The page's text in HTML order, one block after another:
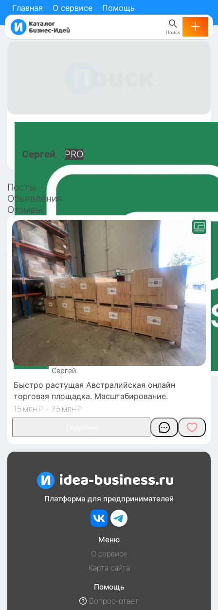
Главная О сервисе Помощь
Поиск
Сергей PRO
Посты
Объявления
Отзывы
Сергей
Быстро растущая Австралийская онлайн
торговая площадка. Масштабирование.
15
₽ - 75 ₽
Платформа для предпринимателей
Меню
О сервисе
Карта сайта
Помощь
Вопрос-ответ